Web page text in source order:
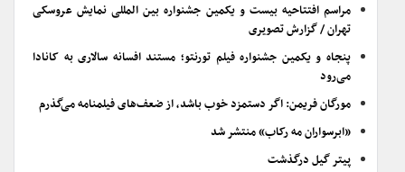
مراسم افتتاحیه بیست و یکمین جشنواره بین المللی نمایش عروسکی
تهران / گزارش تصویری
پنجاه و یکمین جشنواره فیلم تورنتو؛ مستند افسانه سالاری به کانادا
می‌رود
مورگان فریمن: اگر دستمزد خوب باشد، از ضعف‌های فیلمنامه می‌گذرم
«ابرسواران مه رکاب» منتشر شد
پیتر گیل درگذشت